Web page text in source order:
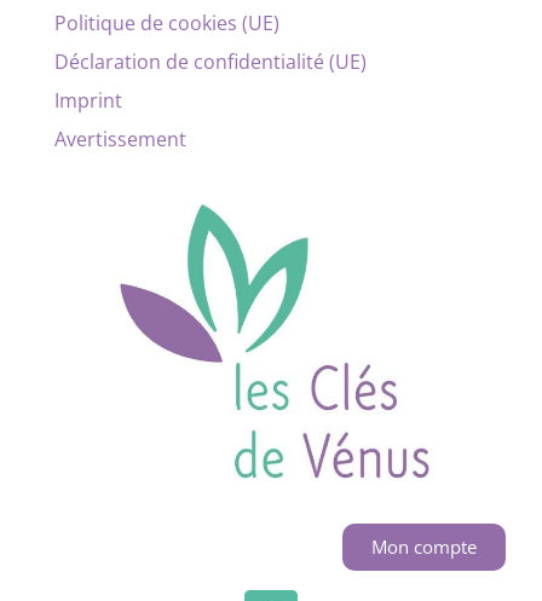
Politique de cookies (UE)
Déclaration de confidentialité (UE)
Imprint
Avertissement
Mon compte